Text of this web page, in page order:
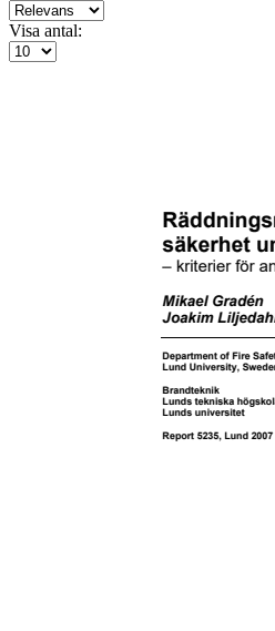
Visa antal: